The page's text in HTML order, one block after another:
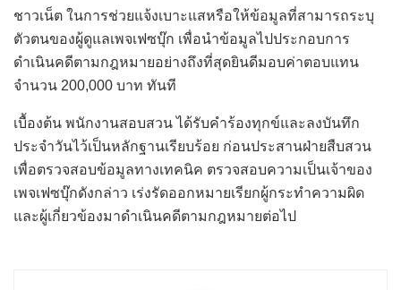
ชาวเน็ต ในการช่วยแจ้งเบาะแสหรือให้ข้อมูลที่สามารถระบุ
ตัวตนของผู้ดูแลเพจเฟซบุ๊ก เพื่อนำข้อมูลไปประกอบการ
ดำเนินคดีตามกฎหมายอย่างถึงที่สุดยินดีมอบค่าตอบแทน
จำนวน 200,000 บาท ทันที
เบื้องต้น พนักงานสอบสวน ได้รับคำร้องทุกข์และลงบันทึก
ประจำวันไว้เป็นหลักฐานเรียบร้อย ก่อนประสานฝ่ายสืบสวน
เพื่อตรวจสอบข้อมูลทางเทคนิค ตรวจสอบความเป็นเจ้าของ
เพจเฟซบุ๊กดังกล่าว เร่งรัดออกหมายเรียกผู้กระทำความผิด
และผู้เกี่ยวข้องมาดำเนินคดีตามกฎหมายต่อไป